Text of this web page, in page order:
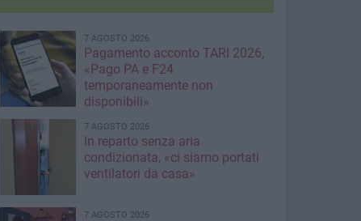
7 AGOSTO 2026
Pagamento acconto TARI 2026,
«Pago PA e F24
temporaneamente non
disponibili»
7 AGOSTO 2026
In reparto senza aria
condizionata, «ci siamo portati
ventilatori da casa»
7 AGOSTO 2026